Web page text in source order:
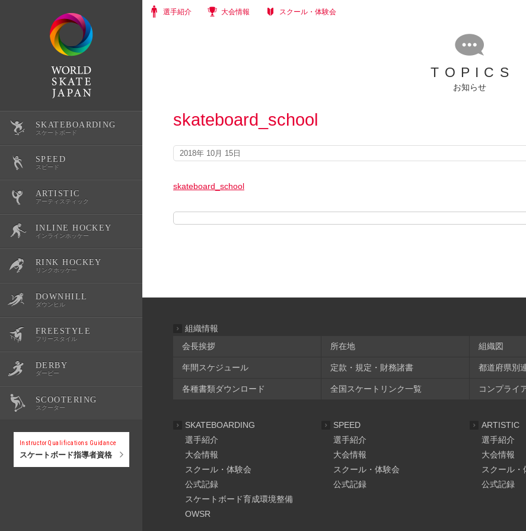
SKATEBOARDING
スケートボード
選手紹介
大会情報
スクール・体験会
公式記録
スケートボード育成環境整備
OWSR
SPEED
スピード
選手紹介
大会情報
スクール・体験会
公式記録
ARTISTIC
アーティスティック
選手紹介
大会情報
スクール・体験会
公式記録
INLINE HOCKEY
インラインホッケー
選手紹介
大会情報
スクール・体験会
公式記録
RINK HOCKEY
リンクホッケー
選手紹介
大会情報
スクール・体験会
公式記録
DOWNHILL
ダウンヒル
選手紹介
大会情報
スクール・体験会
公式記録
FREESTYLE
フリースタイル
選手紹介
大会情報
スクール・体験会
DERBY
ダービー
選手紹介
大会情報SCOOTERING
スクーター
選手紹介
Instructor Qualifications Guidance
スケートボード指導者資格
選手紹介 大会情報 スクール・体験会
TOPICS
お知らせ
skateboard_school
2018年 10月 15日
skateboard_school
組織情報
会長挨拶
所在地 組織図
年間スケジュール 定款・規定・財務諸書 都道府県別
各種書類ダウンロード 全国スケートリンク一覧 コンプライ
SKATEBOARDING
選手紹介
大会情報
スクール・体験会
公式記録
スケートボード育成環境整備
OWSR
SPEED
選手紹介
大会情報
スクール・体験会
公式記録
ARTISTIC
選手紹介
大会情報
スクール・
公式記録